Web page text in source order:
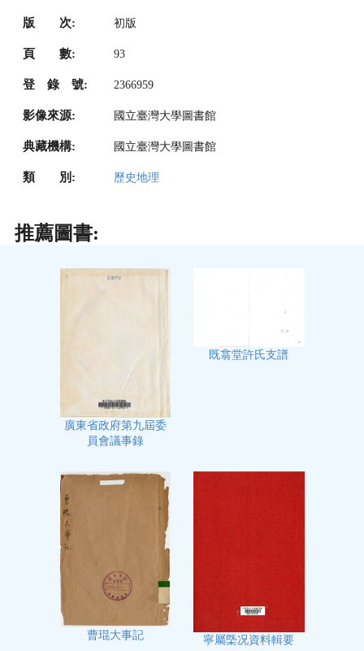
版 次: 初版
頁 數: 93
登 錄 號: 2366959
影像來源: 國立臺灣大學圖書館
典藏機構: 國立臺灣大學圖書館
類 別: 歷史地理
推薦圖書:
廣東省政府第九屆委
員會議事錄
既翕堂許氏支譜
曹琨大事記 寧屬㮣况資料輯要